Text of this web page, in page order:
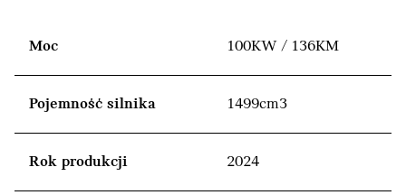
Moc 100KW / 136KM
Pojemność silnika 1499cm3
Rok produkcji 2024